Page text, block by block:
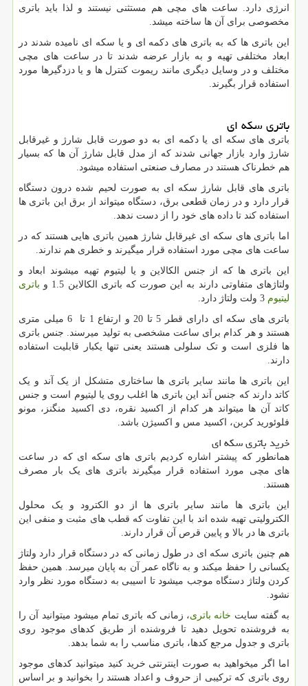
انرژی دارد. ساعت های مچی هم مستثنی نیستند و لذا باید باتری
مخصوصی برای آن ها ساخته میشد.
این باتری ها که به باتری های دکمه ای و یا سکه ای نامیده شدند در
ابعاد مختلفی تهیه و به بازار عرضه شدند تا در ساعت های مچی
مختلف و در وسایل دیگری مانند ریموت کنترل ها و یا دزدگیرها مورد
استفاده قرار بگیرند.
باتری سکه ای
باتری های سکه ای یا دکمه ای به دو صورت قابل شارژ و غیرقابل
شارژ وارد بازار جهانی شدند که از مدل قابل شارژ آن ها که بسیار
هم خطرناک هستند در مصارف صنعتی استفاده میشود.
باتری های قابل شارژ سکه ای به صورت لحیم شده درون دستگاه
قرار دارد و در زمان قطعی برق، دستگاه میتواند از برق این باتری ها
استفاده کند تا داده های خود را از دست ندهد.
اما باتری های سکه ای غیرقابل شارژ همین باتری هایی هستند که در
ساعت های مچی مورد استفاده قرار میگیرند و خطری هم ندارند.
این باتری ها که از جنس الکالاین و یا لیتیوم تهیه میشوند ابعاد و
ولتاژهای متفاوتی دارند به این صورت که باتری الکالاین 1.5 و
باتری
لیتیوم
باتری های سکه ای دارای قطر 5 تا 20 و ارتفاع 1 تا 6 میلی متری
هستند و هر کدام برای ساعت مشخصی به تولید میرسند. جنس باتری
ها فلزی است و تک سلولی هستند یعنی تنها یکبار قابلیت استفاده
دارند.
این باتری ها مانند سایر باتری ها ساختاری متشکل از یک آند و یک
کاتد دارند که جنس آند این باتری ها اغلب روی یا لیتیوم است و جنس
کاتد آن ها میتواند هر کدام از اکسید نقره، دی اکسید منگنز، مونو
فلوئورید کربن، اکسید مس و اکسیژن باشد.
خرید باتری سکه ای
همانطور که پیشتر اشاره کردیم باتری های سکه ای که در ساعت
های مچی مورد استفاده قرار میگیرند باتری های یک بار مصرف
هستند.
این باتری ها مانند سایر باتری ها از دو الکترود و یک محلول
الکترولیتی تهیه شده اند با این تفاوت که قطب های مثبت و منفی این
باتری ها در بالا و پایین قرص آن قرار دارند.
هم چنین باتری سکه ای در طول زمانی که در دستگاه قرار دارد ولتاژ
یکسانی را حفظ میکند و به ناگاه عمر آن به پایان میرسد. همین حفظ
کردن ولتاژ دستگاه موجب میشود تا اسیبی به دستگاه مورد نظر وارد
نشود.
به گفته سایت خانه باتری، زمانی که باتری تمام میشود میتوانید آن را
به فروشنده تحویل دهید تا فروشنده از طریق کدهای موجود روی
باتری و جدول مرجع کدها، باتری مناسب را به شما بدهد.
اما اگر میخواهید به صورت اینترنتی خرید کنید میتوانید کدهای موجود
روی باتری که ترکیبی از حروف و اعداد هستند را بخوانید و بر اساس